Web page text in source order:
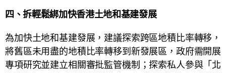
四、拆輕鬆綁加快香港土地和基建發展
為加快土地和基建發展，建議探索跨區地積比率轉移，
將舊區未用盡的地積比率轉移到新發展區，政府需開展
專項研究並建立相關審批監管機制；探索私人參與「北